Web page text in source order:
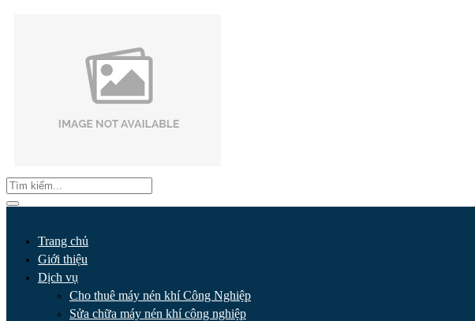
Trang chủ
Giới thiệu
Dịch vụ
Cho thuê máy nén khí Công Nghiệp
Sửa chữa máy nén khí công nghiệp